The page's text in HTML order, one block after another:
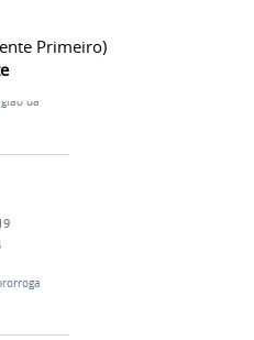
Primeiro)
HORTA,
da
,